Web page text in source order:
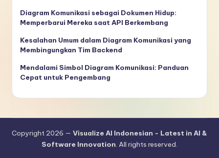
Diagram Komunikasi sebagai Dokumen Hidup:
Memperbarui Mereka saat API Berkembang
Kesalahan Umum dalam Diagram Komunikasi yang
Membingungkan Tim Backend
Mendalami Simbol Diagram Komunikasi: Panduan
Cepat untuk Pengembang
Copyright 2026 — Visualize AI Indonesian - Latest in AI &
Software Innovation. All rights reserved.